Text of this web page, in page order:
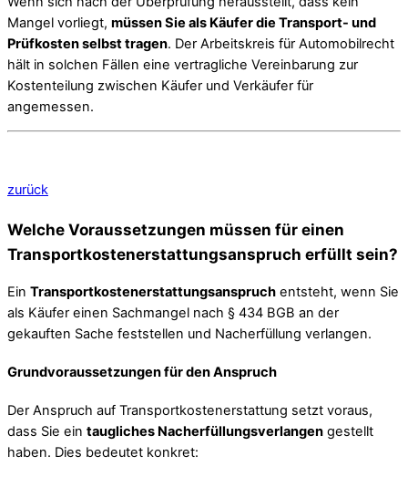
Mangel vorliegt, müssen Sie als Käufer die Transport- und
Prüfkosten selbst tragen. Der Arbeitskreis für Automobilrecht
hält in solchen Fällen eine vertragliche Vereinbarung zur
Kostenteilung zwischen Käufer und Verkäufer für
angemessen.
zurück
Welche Voraussetzungen müssen für einen
Transportkostenerstattungsanspruch erfüllt sein?
Ein Transportkostenerstattungsanspruch entsteht, wenn Sie
als Käufer einen Sachmangel nach § 434 BGB an der
gekauften Sache feststellen und Nacherfüllung verlangen.
Grundvoraussetzungen für den Anspruch
Der Anspruch auf Transportkostenerstattung setzt voraus,
dass Sie ein taugliches Nacherfüllungsverlangen gestellt
haben. Dies bedeutet konkret: